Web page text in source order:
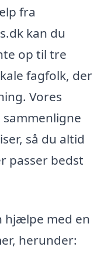
fra
kan du
op til tre
fagfolk, der
Vores
så du altid
passer bedst
hjælpe med en
herunder: